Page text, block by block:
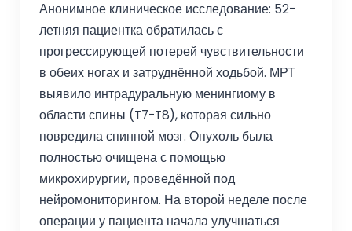
Анонимное клиническое исследование: 52-
летняя пациентка обратилась с
прогрессирующей потерей чувствительности
в обеих ногах и затруднённой ходьбой. МРТ
выявило интрадуральную менингиому в
области спины (T7-T8), которая сильно
повредила спинной мозг. Опухоль была
полностью очищена с помощью
микрохирургии, проведённой под
нейромониторингом. На второй неделе после
операции у пациента начала улучшаться